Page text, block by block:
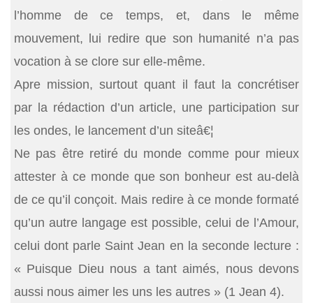
l’homme de ce temps, et, dans le même
mouvement, lui redire que son humanité n’a pas
vocation à se clore sur elle-même.
Apre mission, surtout quant il faut la concrétiser
par la rédaction d’un article, une participation sur
les ondes, le lancement d’un siteâ€¦
Ne pas être retiré du monde comme pour mieux
attester à ce monde que son bonheur est au-delà
de ce qu’il conçoit. Mais redire à ce monde formaté
qu’un autre langage est possible, celui de l’Amour,
celui dont parle Saint Jean en la seconde lecture :
« Puisque Dieu nous a tant aimés, nous devons
aussi nous aimer les uns les autres » (1 Jean 4).